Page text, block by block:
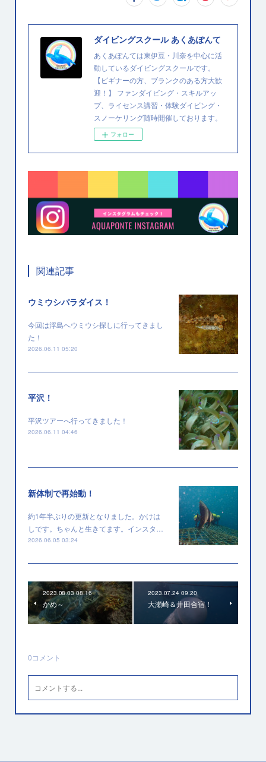
ダイビングスクール あくあぽんて
あくあぽんては東伊豆・川奈を中心に活
動しているダイビングスクールです。
【ビギナーの方、ブランクのある方大歓
迎！】 ファンダイビング・スキルアッ
プ、ライセンス講習・体験ダイビング・
スノーケリング随時開催しております。
フォロー
関連記事
ウミウシパラダイス！
今回は浮島へウミウシ探しに行ってきまし
た！
2026.06.11 05:20
平沢！
平沢ツアーへ行ってきました！
2026.06.11 04:46
新体制で再始動！
約1年半ぶりの更新となりました。かけは
しです。ちゃんと生きてます。インスタ…
2026.06.05 03:24
2023.08.03 08:16
かめ～
2023.07.24 09:20
大瀬崎＆井田合宿！
0コメント